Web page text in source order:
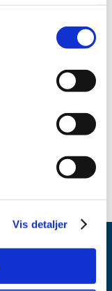
Vis detaljer